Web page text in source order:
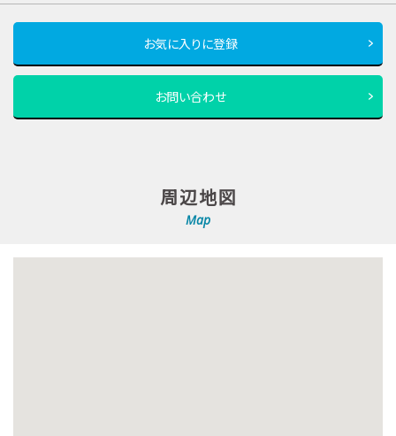
お気に入りに登録
お問い合わせ
周辺地図
Map